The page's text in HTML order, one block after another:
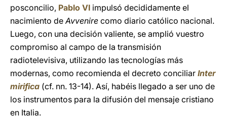
posconcilio, Pablo VI impulsó decididamente el
nacimiento deAvvenire como diario católico nacional.
Luego, con una decisión valiente, se amplió vuestro
compromiso al campo de la transmisión
radiotelevisiva, utilizando las tecnologías más
modernas, como recomienda el decreto conciliar Inter
mirifica (cf. nn. 13-14). Así, habéis llegado a ser uno de
los instrumentos para la difusión del mensaje cristiano
en Italia.